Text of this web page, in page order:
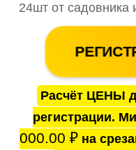
24шт от садовника
Расчёт ЦЕНЫ
регистрации.
000.00 ₽на